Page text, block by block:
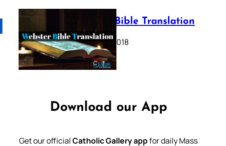
Webster Bible Translation
October 11, 2018
Download our App
Get our officialCatholic Gallery appfor daily Mass